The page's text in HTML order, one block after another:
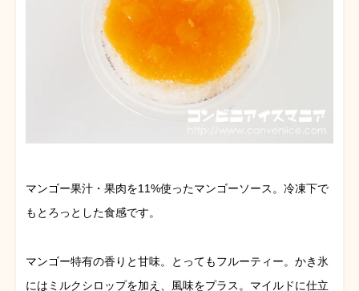
マンゴー果汁・果肉を11%使ったマンゴーソース。冷凍下で
もとろっとした食感です。
マンゴー特有の香りと甘味。とってもフルーティー。かき氷
にはミルクシロップを加え、風味をプラス。マイルドに仕立